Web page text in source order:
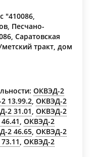
"410086,
Песчано-
Саратовская
тракт, дом
ОКВЭД-2
13.99.2 ОКВЭД-2
2 31.01 ОКВЭД-2
ОКВЭД-2
2 46.65 ОКВЭД-2
ОКВЭД-2